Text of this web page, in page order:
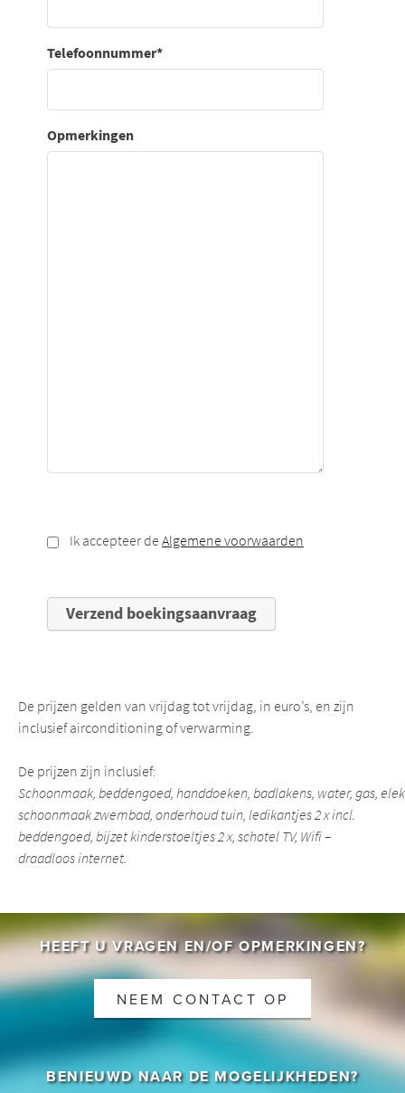
Telefoonnummer*
Opmerkingen
Ik accepteer deAlgemene voorwaarden
De prijzen gelden van vrijdag tot vrijdag, in euro’s, en zijn
inclusief airconditioning of verwarming.
De prijzen zijn inclusief:
Schoonmaak, beddengoed, handdoeken, badlakens, water, gas,
schoonmaak zwembad, onderhoud tuin, ledikantjes 2 x incl.
beddengoed, bijzet kinderstoeltjes 2 x, schotel TV, Wifi –
draadloos internet.
HEEFT U VRAGEN EN/OF OPMERKINGEN?
NEEM CONTACT OP
BENIEUWD NAAR DE MOGELIJKHEDEN?